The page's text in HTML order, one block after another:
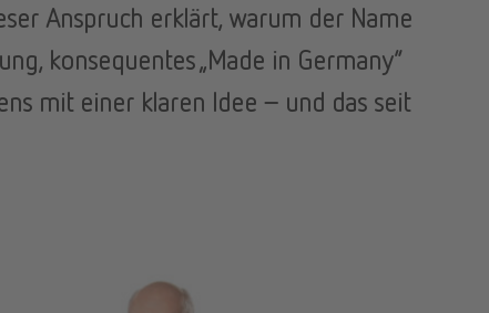
Anspruch erklärt, warum der Name
konsequentes „Made in Germany“
mit einer klaren Idee – und das seit